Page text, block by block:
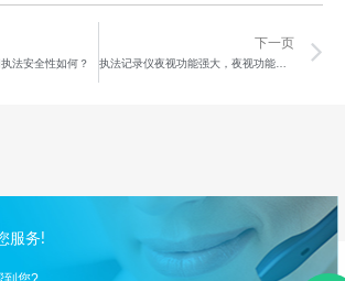
法安全性如何？
下一页
执法记录仪夜视功能强大，夜视功能是否会影响画质？
服务!